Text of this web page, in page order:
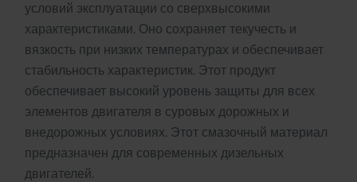
условий эксплуатации со сверхвысокими
характеристиками. Оно сохраняет текучесть и
вязкость при низких температурах и обеспечивает
стабильность характеристик. Этот продукт
обеспечивает высокий уровень защиты для всех
элементов двигателя в суровых дорожных и
внедорожных условиях. Этот смазочный материал
предназначен для современных дизельных
двигателей.